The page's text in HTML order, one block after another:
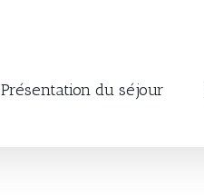
Présentation du séjour